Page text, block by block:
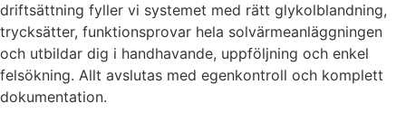
driftsättning fyller vi systemet med rätt glykolblandning,
trycksätter, funktionsprovar hela solvärmeanläggningen
och utbildar dig i handhavande, uppföljning och enkel
felsökning. Allt avslutas med egenkontroll och komplett
dokumentation.